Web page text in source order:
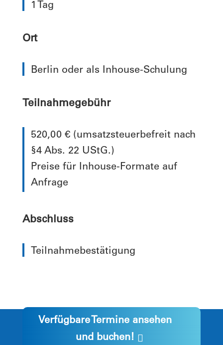
1 Tag
Ort
Berlin oder als Inhouse-Schulung
Teilnahmegebühr
520,00 € (umsatzsteuerbefreit nach
§4 Abs. 22 UStG.)
Preise für Inhouse-Formate auf
Anfrage
Abschluss
Teilnahmebestätigung
Verfügbare Termine ansehen
und buchen!